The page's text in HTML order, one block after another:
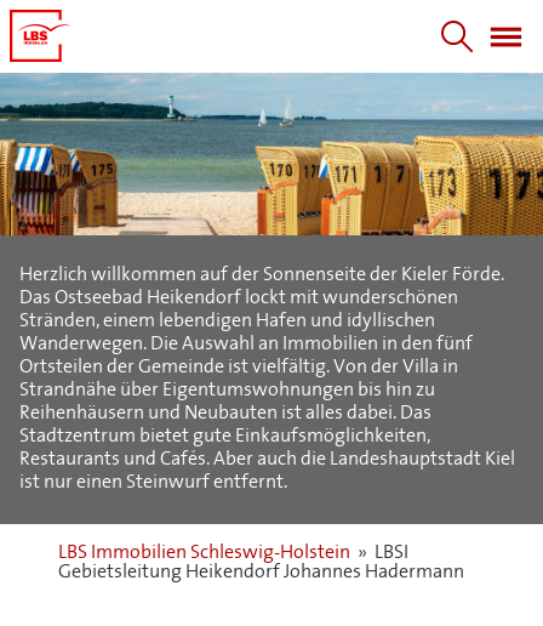
Herzlich willkommen auf der Sonnenseite der Kieler Förde.
Das Ostseebad Heikendorf lockt mit wunderschönen
Stränden, einem lebendigen Hafen und idyllischen
Wanderwegen. Die Auswahl an Immobilien in den fünf
Ortsteilen der Gemeinde ist vielfältig. Von der Villa in
Strandnähe über Eigentumswohnungen bis hin zu
Reihenhäusern und Neubauten ist alles dabei. Das
Stadtzentrum bietet gute Einkaufsmöglichkeiten,
Restaurants und Cafés. Aber auch die Landeshauptstadt Kiel
ist nur einen Steinwurf entfernt.
LBS Immobilien Schleswig-Holstein » LBSI
Gebietsleitung Heikendorf Johannes Hadermann